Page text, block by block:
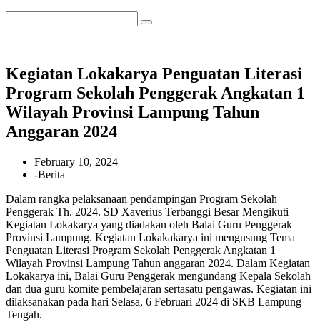
Kegiatan Lokakarya Penguatan Literasi
Program Sekolah Penggerak Angkatan 1
Wilayah Provinsi Lampung Tahun
Anggaran 2024
February 10, 2024
-Berita
Dalam rangka pelaksanaan pendampingan Program Sekolah
Penggerak Th. 2024. SD Xaverius Terbanggi Besar Mengikuti
Kegiatan Lokakarya yang diadakan oleh Balai Guru Penggerak
Provinsi Lampung. Kegiatan Lokakakarya ini mengusung Tema
Penguatan Literasi Program Sekolah Penggerak Angkatan 1
Wilayah Provinsi Lampung Tahun anggaran 2024. Dalam Kegiatan
Lokakarya ini, Balai Guru Penggerak mengundang Kepala Sekolah
dan dua guru komite pembelajaran sertasatu pengawas. Kegiatan ini
dilaksanakan pada hari Selasa, 6 Februari 2024 di SKB Lampung
Tengah.